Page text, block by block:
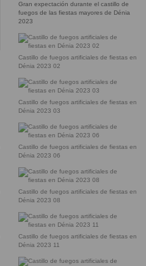
Gran expectación durante el castillo de
fuegos de las fiestas mayores de Dénia
2023
Castillo de fuegos artificiales de fiestas en
Dénia 2023 02
Castillo de fuegos artificiales de fiestas en
Dénia 2023 03
Castillo de fuegos artificiales de fiestas en
Dénia 2023 06
Castillo de fuegos artificiales de fiestas en
Dénia 2023 08
Castillo de fuegos artificiales de fiestas en
Dénia 2023 11